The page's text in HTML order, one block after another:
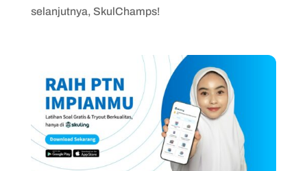
selanjutnya, SkulChamps!